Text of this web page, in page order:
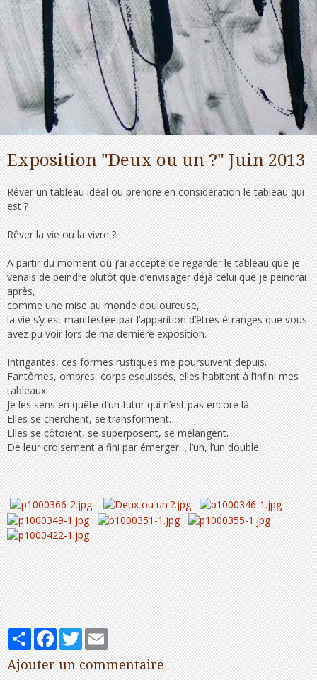
Exposition "Deux ou un ?" Juin 2013
Rêver un tableau idéal ou prendre en considération le tableau qui
est ?
Rêver la vie ou la vivre ?
A partir du moment où j’ai accepté de regarder le tableau que je
venais de peindre plutôt que d’envisager déjà celui que je peindrai
après,
comme une mise au monde douloureuse,
la vie s’y est manifestée par l’apparition d’êtres étranges que vous
avez pu voir lors de ma dernière exposition.
Intrigantes, ces formes rustiques me poursuivent depuis.
Fantômes, ombres, corps esquissés, elles habitent à l’infini mes
tableaux.
Je les sens en quête d’un futur qui n’est pas encore là.
Elles se cherchent, se transforment.
Elles se côtoient, se superposent, se mélangent.
De leur croisement a fini par émerger… l’un, l’un double.
PartagerFacebook
TwitterEmail
Ajouter un commentaire